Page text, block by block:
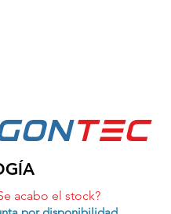
tEc
acabo el stock?